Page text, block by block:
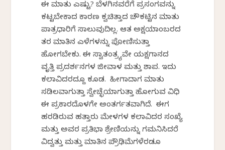
ಈ ಮಾತು ಎಷ್ಟು? ಬೆಳಗಿನವರೆಗೆ ಪ್ರಸಂಗವನ್ನು
ಕಟ್ಟಬೇಕಾದ ಕಾರಣ ಕ್ವಚಿತ್ತಾದ ಚೌಕಟ್ಟಿನ ಮಾತು
ಪಾತ್ರಧಾರಿಗೆ ಸಾಲುವುದಿಲ್ಲ. ಆತ ಅಕ್ಷಯಾಂಬರದ
ತರ ಮಾತಿನ ಎಳೆಗಳನ್ನು ಪೋಣಿಸುತ್ತಾ
ಹೋಗಬೇಕು. ಈ ಸ್ವಾತಂತ್ರ್ಯವೇ ಯಕ್ಷಗಾನದ
ವೃತ್ತಿ ಪ್ರದರ್ಶನಗಳ ಜೀವಾಳ ಮತ್ತು ಶಾಪ. ಇದು
ಕಲಾವಿದರದ್ದೂ ಕೂಡ. ಹೀಗಾದಾಗ ಮಾತು
ಸಡಿಲವಾಗುತ್ತಾ ಸ್ವೇಚ್ಛೆಯಾಗುತ್ತಾ ಹೋಗುವ ವಿಧಿ
ಈ ಪ್ರಕಾರದೊಳಗೇ ಅಂತರ್ಗತವಾಗಿದೆ. ಈಗ
ಹರಡಿರುವ ಹತ್ತಾರು ಮೇಳಗಳ ಕಲಾವಿದರ ಸಂಖ್ಯೆ
ಮತ್ತು ಅವರ ಪ್ರತಿಭಾ ಶ್ರೇಣಿಯನ್ನು ಗಮನಿಸಿದರೆ
ವಿದ್ವತ್ತು ಮತ್ತು ಮಾತಿನ ಪ್ರೌಢಿಮೆಗಳೆರಡೂ